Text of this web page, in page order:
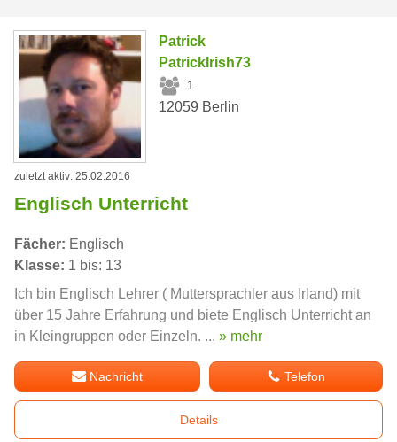
Patrick
PatrickIrish73
1
12059 Berlin
zuletzt aktiv: 25.02.2016
Englisch Unterricht
Fächer: Englisch
Klasse: 1 bis: 13
Ich bin Englisch Lehrer ( Muttersprachler aus Irland) mit
über 15 Jahre Erfahrung und biete Englisch Unterricht an
in Kleingruppen oder Einzeln. ... » mehr
Nachricht Telefon
Details